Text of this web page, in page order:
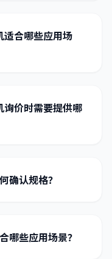
适合哪些应用场
询价时需要提供哪
确认规格？
哪些应用场景？